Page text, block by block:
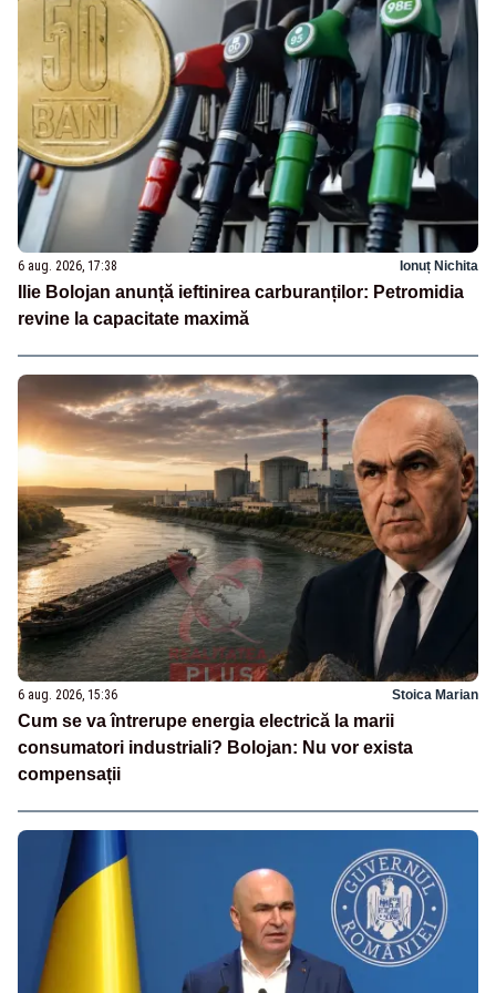
6 aug. 2026, 17:38 Ionuț Nichita
Ilie Bolojan anunță ieftinirea carburanților: Petromidia
revine la capacitate maximă
6 aug. 2026, 15:36 Stoica Marian
Cum se va întrerupe energia electrică la marii
consumatori industriali? Bolojan: Nu vor exista
compensații